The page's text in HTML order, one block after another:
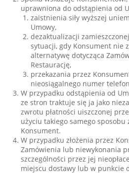
uprawniona do odstąpienia od
zaistnienia siły wyższej
Umowy,
dezaktualizacji
sytuacji, gdy Konsument nie
alternatywę dotycząca
Restaurację,
przekazania przez
nieosiągalnego numer
W przypadku odstąpienia od
ze stron traktuje się ja jako
zwrotu płatności uiszczonej
użyciu takiego samego sposobu
Konsument.
W przypadku złożenia przez
Zamówienia lub niewykonania
szczególności przez jej
miejscu dostawy lub w punkcie